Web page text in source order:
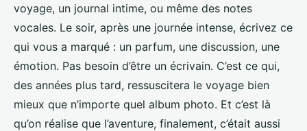
voyage, un journal intime, ou même des notes
vocales. Le soir, après une journée intense, écrivez ce
qui vous a marqué : un parfum, une discussion, une
émotion. Pas besoin d’être un écrivain. C’est ce qui,
des années plus tard, ressuscitera le voyage bien
mieux que n’importe quel album photo. Et c’est là
qu’on réalise que l’aventure, finalement, c’était aussi